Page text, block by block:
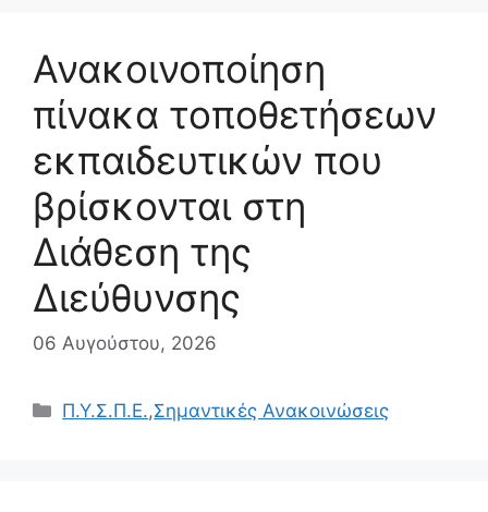
Ανακοινοποίηση
πίνακα τοποθετήσεων
εκπαιδευτικών που
βρίσκονται στη
Διάθεση της
Διεύθυνσης
06 Αυγούστου, 2026
Κατηγορίες
Π.Υ.Σ.Π.Ε.,Σημαντικές Ανακοινώσεις